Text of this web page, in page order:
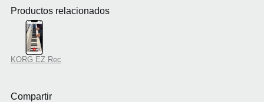
Productos relacionados
KORG EZ Rec
Compartir